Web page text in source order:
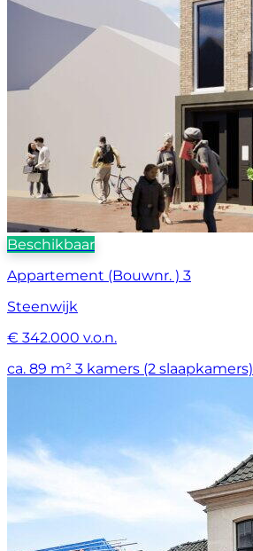
Beschikbaar
Appartement (Bouwnr. ) 3
Steenwijk
€ 342.000 v.o.n.
ca. 89 m² 3 kamers (2 slaapkamers)